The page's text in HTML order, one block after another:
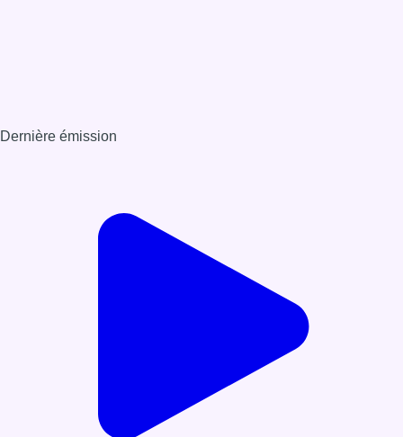
Dernière émission